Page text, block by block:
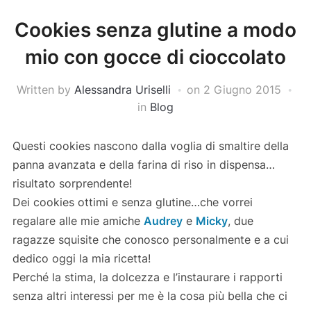
Cookies senza glutine a modo
mio con gocce di cioccolato
Written by Alessandra Uriselli on 2 Giugno 2015
in Blog
Questi cookies nascono dalla voglia di smaltire della
panna avanzata e della farina di riso in dispensa…
risultato sorprendente!
Dei cookies ottimi e senza glutine…che vorrei
regalare alle mie amiche Audreye Micky, due
ragazze squisite che conosco personalmente e a cui
dedico oggi la mia ricetta!
Perché la stima, la dolcezza e l’instaurare i rapporti
senza altri interessi per me è la cosa più bella che ci